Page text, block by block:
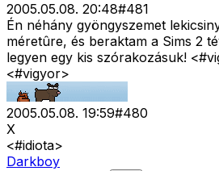
2005.05.08. 20:48#481
Én néhány gyöngyszemet
méretûre, és beraktam a Sims 2
legyen egy kis szórakozásuk!
<#vigyor>
2005.05.08. 19:59#480
X
<#idiota>
Darkboy